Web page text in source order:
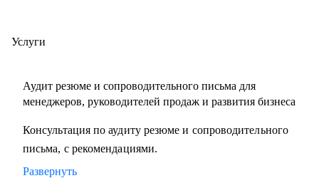
сопроводительное письмо.
• Определиться с карьерной целью.
уровня до руководителя подразделения.
команды.
Услуги
Аудит резюме и сопроводительного письма для
менеджеров, руководителей продаж и развития бизнеса
Консультация по аудиту резюме и сопроводительного
письма, с рекомендациями.
Развернуть